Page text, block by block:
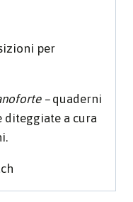
per
– quaderni
diteggiate a cura